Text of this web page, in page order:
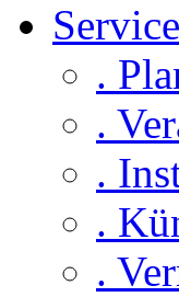
Service
.
.
.
.
.